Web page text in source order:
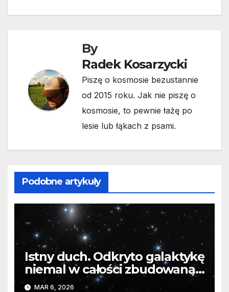
By
Radek Kosarzycki
Piszę o kosmosie bezustannie
od 2015 roku. Jak nie piszę o
kosmosie, to pewnie łażę po
lesie lub łąkach z psami.
Podobne artykuły
Istny duch. Odkryto galaktykę
niemal w całości zbudowaną z
ciemnej materii
MAR 6, 2026